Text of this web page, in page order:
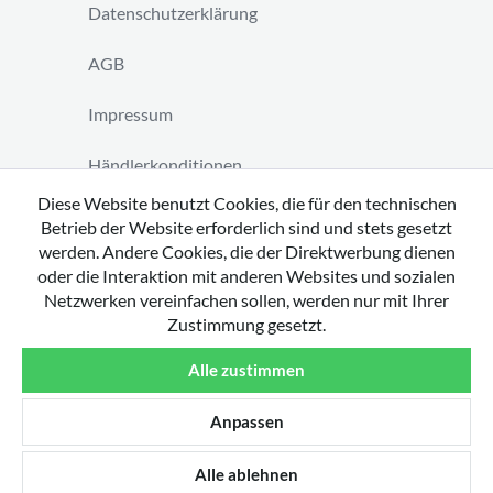
Datenschutzerklärung
AGB
Impressum
Händlerkonditionen
Vertrag widerrufen
Copyright 2026 by tavato GmbH
Diese Website benutzt Cookies, die für den technischen
Betrieb der Website erforderlich sind und stets gesetzt
werden. Andere Cookies, die der Direktwerbung dienen
oder die Interaktion mit anderen Websites und sozialen
Netzwerken vereinfachen sollen, werden nur mit Ihrer
Zustimmung gesetzt.